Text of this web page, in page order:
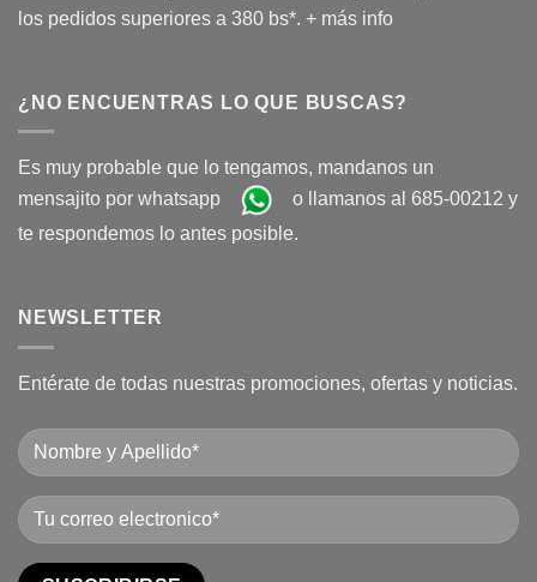
los pedidos superiores a 380 bs*. + más info
¿NO ENCUENTRAS LO QUE BUSCAS?
Es muy probable que lo tengamos, mandanos un
mensajito por whatsapp
o llamanos al 685-00212 y
te respondemos lo antes posible.
NEWSLETTER
Entérate de todas nuestras promociones, ofertas y noticias.